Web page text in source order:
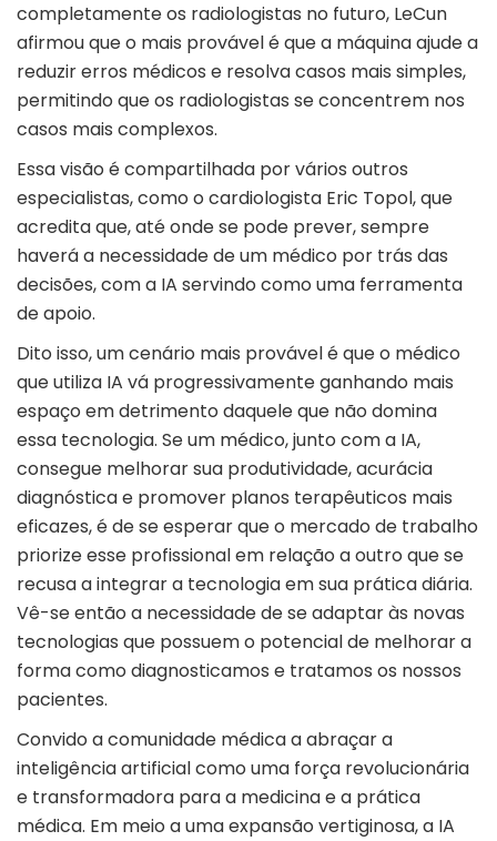
completamente os radiologistas no futuro, LeCun
afirmou que o mais provável é que a máquina ajude a
reduzir erros médicos e resolva casos mais simples,
permitindo que os radiologistas se concentrem nos
casos mais complexos.
Essa visão é compartilhada por vários outros
especialistas, como o cardiologista Eric Topol, que
acredita que, até onde se pode prever, sempre
haverá a necessidade de um médico por trás das
decisões, com a IA servindo como uma ferramenta
de apoio.
Dito isso, um cenário mais provável é que o médico
que utiliza IA vá progressivamente ganhando mais
espaço em detrimento daquele que não domina
essa tecnologia. Se um médico, junto com a IA,
consegue melhorar sua produtividade, acurácia
diagnóstica e promover planos terapêuticos mais
eficazes, é de se esperar que o mercado de trabalho
priorize esse profissional em relação a outro que se
recusa a integrar a tecnologia em sua prática diária.
Vê-se então a necessidade de se adaptar às novas
tecnologias que possuem o potencial de melhorar a
forma como diagnosticamos e tratamos os nossos
pacientes.
Convido a comunidade médica a abraçar a
inteligência artificial como uma força revolucionária
e transformadora para a medicina e a prática
médica. Em meio a uma expansão vertiginosa, a IA